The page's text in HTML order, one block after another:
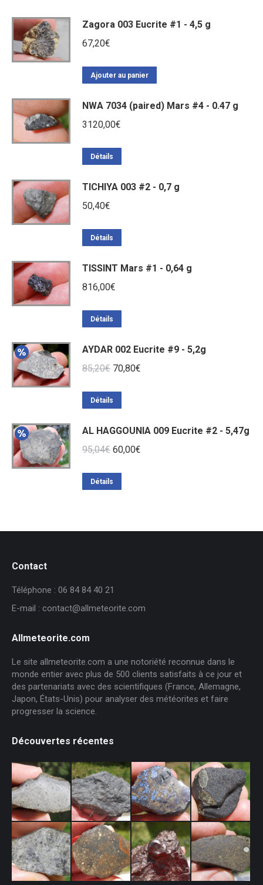
Zagora 003 Eucrite #1 - 4,5 g
67,20€
Ajouter au panier
NWA 7034 (paired) Mars #4 - 0.47 g
3120,00€
Détails
TICHIYA 003 #2 - 0,7 g
50,40€
Détails
TISSINT Mars #1 - 0,64 g
816,00€
Détails
AYDAR 002 Eucrite #9 - 5,2g
85,20€ Le
initial
85,20€.
70,80€
70,80€.
Détails
AL HAGGOUNIA 009 Eucrite #2 - 5,47g
95,04€ Le
initial
60,00€
Détails
Contact
Téléphone : 06 84 84 40 21
E-mail : contact@allmeteorite.com
Allmeteorite.com
Le site allmeteorite.com a une notoriété reconnue dans le
monde entier avec plus de 500 clients satisfaits à ce jour et
des partenariats avec des scientifiques (France, Allemagne,
Japon, États-Unis) pour analyser des météorites et faire
progresser la science.
Découvertes récentes